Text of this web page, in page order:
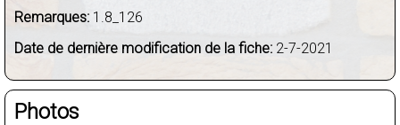
Remarques: 1.8_126
Date de dernière modification de la fiche: 2-7-2021
Photos